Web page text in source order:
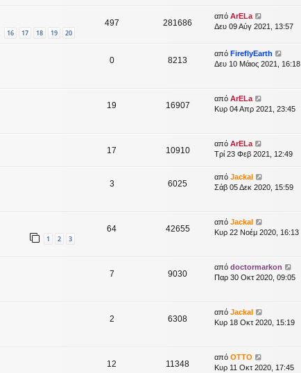
16 17 18 19 20
497 281686
από ArELa
Δευ 09 Αύγ 2021, 13:57
0 8213
από FireflyEarth
Δευ 10 Μάιος 2021, 16:18
19 16907
από ArELa
Κυρ 04 Απρ 2021, 23:45
17 10910
από ArELa
Τρί 23 Φεβ 2021, 12:49
3 6025
από Jackal
Σάβ 05 Δεκ 2020, 15:59
1 2 3
64 42655
από Jackal
Κυρ 22 Νοέμ 2020, 16:13
7 9030
από doctormarkon
Παρ 30 Οκτ 2020, 09:05
2 6308
από Jackal
Κυρ 18 Οκτ 2020, 15:19
12 11348
από OTTO
Κυρ 11 Οκτ 2020, 17:45